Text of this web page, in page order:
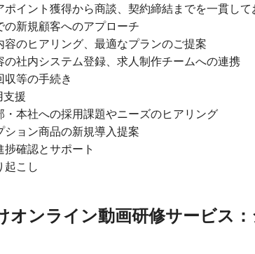
ポイント獲得から商談、契約締結までを一貫して
の新規顧客へのアプローチ
容のヒアリング、最適なプランのご提案
の社内システム登録、求人制作チームへの連携
収等の手続き
支援
・本社への採用課題やニーズのヒアリング
ション商品の新規導入提案
確認とサポート
起こし
オンライン動画研修サービス